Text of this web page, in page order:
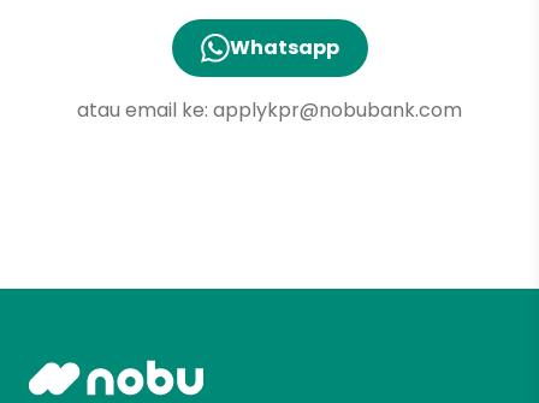
Whatsapp
atau email ke: applykpr@nobubank.com